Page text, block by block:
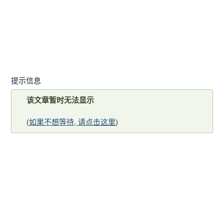
提示信息
该文章暂时无法显示
(如果不想等待, 请点击这里)